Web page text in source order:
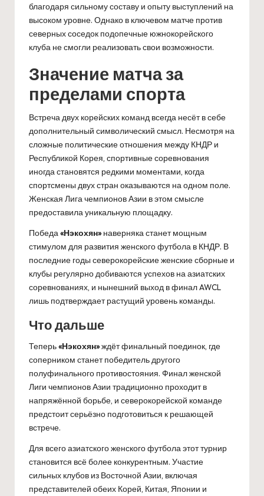
благодаря сильному составу и опыту выступлений на
высоком уровне. Однако в ключевом матче против
северных соседок подопечные южнокорейского
клуба не смогли реализовать свои возможности.
Значение матча за
пределами спорта
Встреча двух корейских команд всегда несёт в себе
дополнительный символический смысл. Несмотря на
сложные политические отношения между КНДР и
Республикой Корея, спортивные соревнования
иногда становятся редкими моментами, когда
спортсмены двух стран оказываются на одном поле.
Женская Лига чемпионов Азии в этом смысле
предоставила уникальную площадку.
Победа«Нэкохян»наверняка станет мощным
стимулом для развития женского футбола в КНДР. В
последние годы северокорейские женские сборные и
клубы регулярно добиваются успехов на азиатских
соревнованиях, и нынешний выход в финал AWCL
лишь подтверждает растущий уровень команды.
Что дальше
Теперь«Нэкохян»ждёт финальный поединок, где
соперником станет победитель другого
полуфинального противостояния. Финал женской
Лиги чемпионов Азии традиционно проходит в
напряжённой борьбе, и северокорейской команде
предстоит серьёзно подготовиться к решающей
встрече.
Для всего азиатского женского футбола этот турнир
становится всё более конкурентным. Участие
сильных клубов из Восточной Азии, включая
представителей обеих Корей, Китая, Японии и